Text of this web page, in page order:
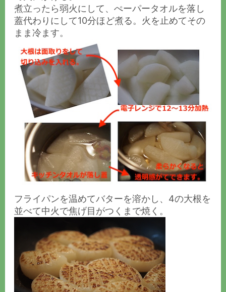
煮立ったら弱火にして、ぺーパータオルを落し
蓋代わりにして10分ほど煮る。火を止めてその
まま冷ます。
フライパンを温めてバターを溶かし、4の大根を
並べて中火で焦げ目がつくまで焼く。